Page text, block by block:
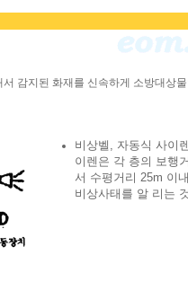
감지된 화재를 신속하게 소방대상
비상벨, 자동식 사이
이렌은 각 층의 보행
서 수평거리 25m 이
비상사태를 알 리는